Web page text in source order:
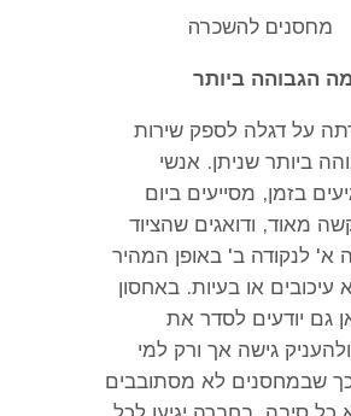
הגבוהה ביותר
על דגלה לספק שירות
ביותר שניתן. אנשי
בזמן, מסייעים ביום
מאוד, ודואגים שהציוד
א' לנקודה ב' באופן המהיר
עיכובים או בעיות. באחסון
גם יודעים לסדר את
גישה אך ורק למי
שבמחסנים לא מסתובבים